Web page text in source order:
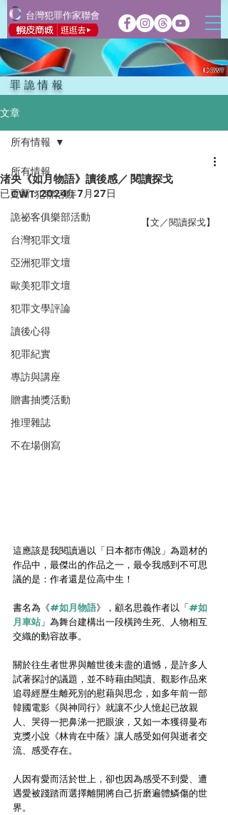
台灣犯罪作家聯會
罪詭情報
文章
所有情報
CWT犯聯活動
詭祕客俱樂部活動
台灣犯罪文壇
亞洲犯罪文壇
歐美犯罪文壇
犯罪文學評論
讀後心得
犯罪紀實
專訪與講座
贈書抽獎活動
推理雜誌
不在場側寫
所有情報
渚央《如月物語》讀後感／ 閱讀探戈
已更新：2024年7月27日
【文／閱讀探戈】
這應該是我閱讀過以「日本都市傳說」為題材的
作品中，最傑出的作品之一，最令我感到不可思
議的是：作者還是位高中生！
書名為《#如月物語》，顧名思義作者以「#如
月車站 」為舞台建構出一段橫跨生死、人物相互
交織的動容故事。
關於往生者世界與離世後未盡的遺憾，是許多人
試著探討的議題，並不時藉由閱讀、觀影作品來
追尋經歷生離死別的慰藉與思念，如多年前一部
韓國電影《與神同行》就讓不少人憶起已故親
人、哭得一把鼻涕一把眼淚，又如一本獲得曼布
克獎小說《林肯在中蔭》讓人感受如何與逝者交
流、感受存在。
人因有愛而活於世上，卻也因為感受不到愛、遭
遇愛被踐踏而選擇離開將自己折磨遍體鱗傷的世
界。